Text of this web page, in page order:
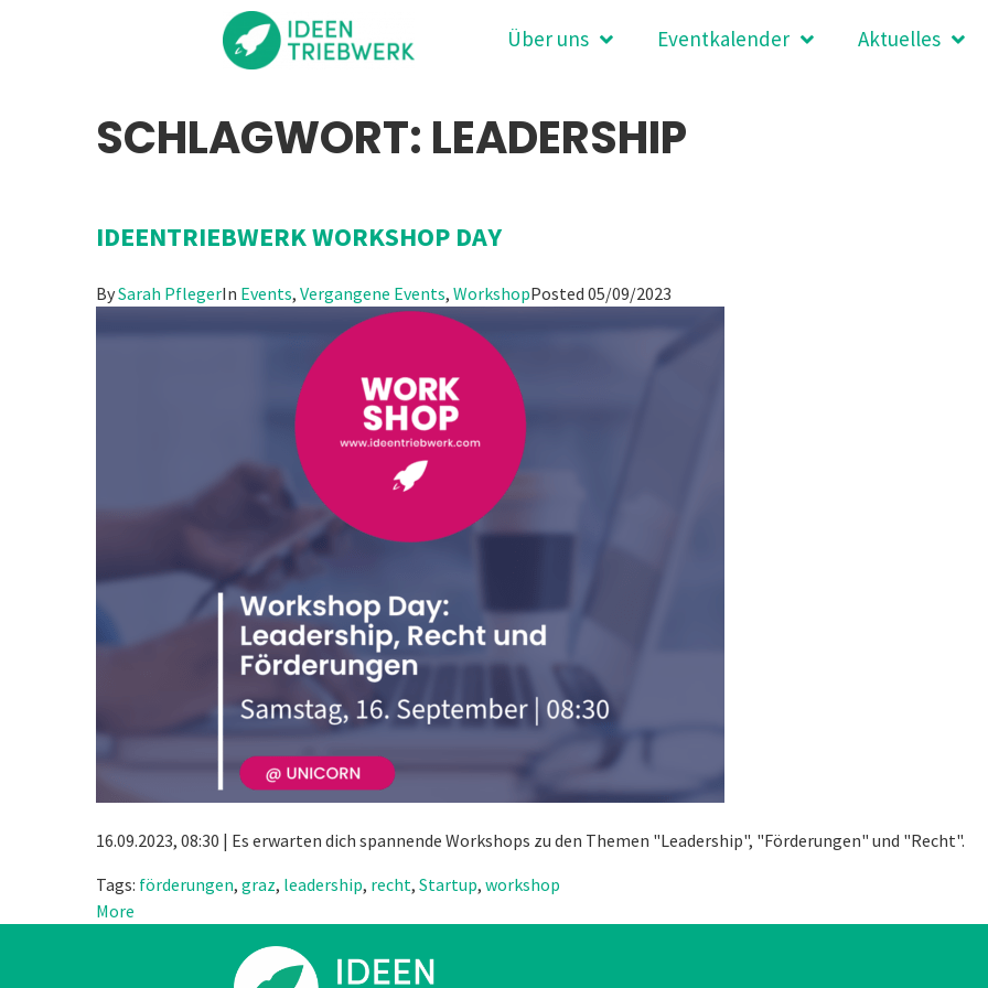
Über uns Eventkalender Aktuelles
SCHLAGWORT: LEADERSHIP
IDEENTRIEBWERK WORKSHOP DAY
BySarah PflegerIn Events, Vergangene Events, WorkshopPosted 05/09/2023
16.09.2023, 08:30 | Es erwarten dich spannende Workshops zu den Themen "Leadership", "Förderungen" und "Recht".
Tags: förderungen, graz, leadership, recht, Startup, workshop
More